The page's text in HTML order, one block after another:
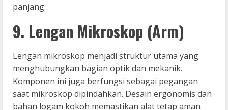
panjang.
9. Lengan Mikroskop (Arm)
Lengan mikroskop menjadi struktur utama yang
menghubungkan bagian optik dan mekanik.
Komponen ini juga berfungsi sebagai pegangan
saat mikroskop dipindahkan. Desain ergonomis dan
bahan logam kokoh memastikan alat tetap aman